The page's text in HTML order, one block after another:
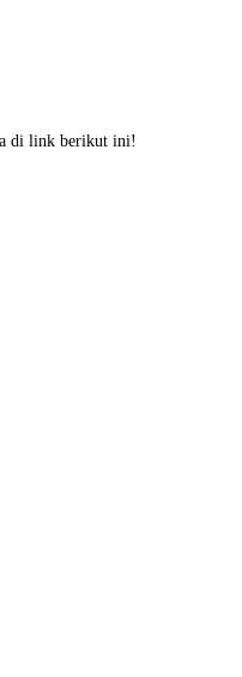
di link berikut ini!